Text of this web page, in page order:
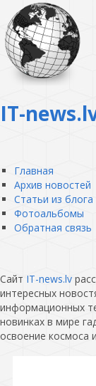
IT-
Главная
Архив новостей
Статьи из блога
Фотоальбомы
Обратная связь
Сайт IT-news.lv
интересных
информационных
новинках в мире
освоение космоса